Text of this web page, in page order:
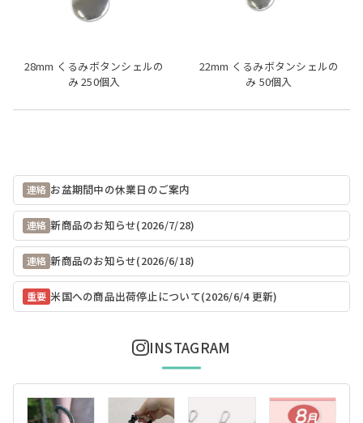
28mm くるみボタンシェルの
み 250個入
22mm くるみボタンシェルの
み 50個入
連絡 お盆期間中の休業日のご案内
連絡 新商品のお知らせ(2026/7/28)
連絡 新商品のお知らせ(2026/6/18)
重要 米国への商品出荷停止について(2026/6/4 更新)
INSTAGRAM